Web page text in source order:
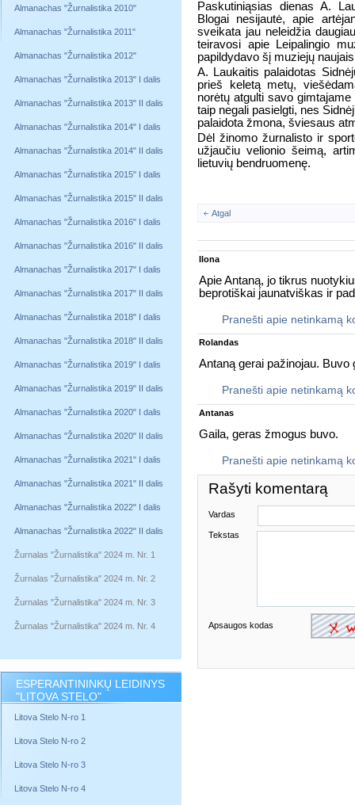
Almanachas "Žurnalistika 2010"
Almanachas "Žurnalistika 2011"
Almanachas "Žurnalistika 2012"
Almanachas "Žurnalistika 2013" I dalis
Almanachas "Žurnalistika 2013" II dalis
Almanachas "Žurnalistika 2014" I dalis
Almanachas "Žurnalistika 2014" II dalis
Almanachas "Žurnalistika 2015" I dalis
Almanachas "Žurnalistika 2015" II dalis
Almanachas "Žurnalistika 2016" I dalis
Almanachas "Žurnalistika 2016" II dalis
Almanachas "Žurnalistika 2017" I dalis
Almanachas "Žurnalistika 2017" II dalis
Almanachas "Žurnalistika 2018" I dalis
Almanachas "Žurnalistika 2018" II dalis
Almanachas "Žurnalistika 2019" I dalis
Almanachas "Žurnalistika 2019" II dalis
Almanachas "Žurnalistika 2020" I dalis
Almanachas "Žurnalistika 2020" II dalis
Almanachas "Žurnalistika 2021" I dalis
Almanachas "Žurnalistika 2021" II dalis
Almanachas "Žurnalistika 2022" I dalis
Almanachas "Žurnalistika 2022" II dalis
Žurnalas "Žurnalistika" 2024 m. Nr. 1
Žurnalas "Žurnalistika" 2024 m. Nr. 2
Žurnalas "Žurnalistika" 2024 m. Nr. 3
Žurnalas "Žurnalistika" 2024 m. Nr. 4
ESPERANTININKŲ LEIDINYS
"LITOVA STELO"
Litova Stelo N-ro 1
Litova Stelo N-ro 2
Litova Stelo N-ro 3
Litova Stelo N-ro 4
Paskutiniąsias dienas A.
Blogai nesijautė, apie
sveikata jau neleidžia
teiravosi apie Leipalingio
papildydavo šį muziejų
A. Laukaitis palaidotas
prieš keletą metų,
norėtų atgulti savo
taip negali pasielgti, nes
palaidota žmona, šviesaus
Dėl žinomo žurnalisto ir
užjaučiu velionio šeimą,
lietuvių bendruomenę.
Atgal
Ilona
Apie Antaną, jo tikrus
beprotiškai jaunatviškas ir
Pranešti apie netinkamą
Rolandas
Antaną gerai pažinojau.
Pranešti apie netinkamą
Antanas
Gaila, geras žmogus buvo.
Pranešti apie netinkamą
Rašyti komentarą
Vardas
Tekstas
Apsaugos kodas